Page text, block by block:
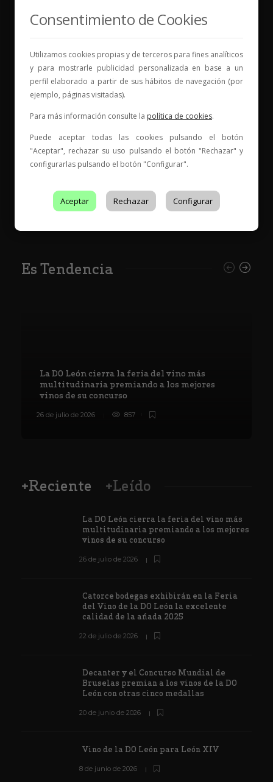
Vinos para compartir historias
Elige tu vino, con quién compartirlo y comienza una
nueva historia.
* Web con contenido para mayores de 18 años
Entidad de Certificación de Producto acreditado por ENAC
Es Tendencia
La DO León cierra la feria del vino más
multitudinaria premiando a los mejores
vinos de su concurso
26 de julio de 2026 857
+Reciente +Leído
La DO León cierra la feria del vino más
multitudinaria premiando a los mejores
vinos de su concurso
26 de julio de 2026
Catorce bodegas exhibirán en la Feria
del Vino de la DO León la excelente
calidad de la añada 2025
22 de julio de 2026
Decanter y el Concurso Mundial de
Bruselas premian a los vinos de la DO
León con otras cinco medallas
20 de junio de 2026
Vino de la DO León para León XIV
8 de junio de 2026
Consentimiento de Cookies
Utilizamos cookies propias y de terceros para fines analíticos
y para mostrarle publicidad personalizada en base a un
perfil elaborado a partir de sus hábitos de navegación (por
ejemplo, páginas visitadas).
Para más información consulte la política de cookies.
Puede aceptar todas las cookies pulsando el botón
"Aceptar", rechazar su uso pulsando el botón "Rechazar" y
configurarlas pulsando el botón "Configurar".
Aceptar Rechazar Configurar